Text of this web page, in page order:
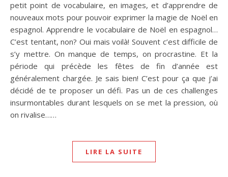
petit point de vocabulaire, en images, et d’apprendre de
nouveaux mots pour pouvoir exprimer la magie de Noël en
espagnol. Apprendre le vocabulaire de Noël en espagnol…
C’est tentant, non? Oui mais voilà! Souvent c’est difficile de
s’y mettre. On manque de temps, on procrastine. Et la
période qui précède les fêtes de fin d’année est
généralement chargée. Je sais bien! C’est pour ça que j’ai
décidé de te proposer un défi. Pas un de ces challenges
insurmontables durant lesquels on se met la pression, où
on rivalise……
LIRE LA SUITE